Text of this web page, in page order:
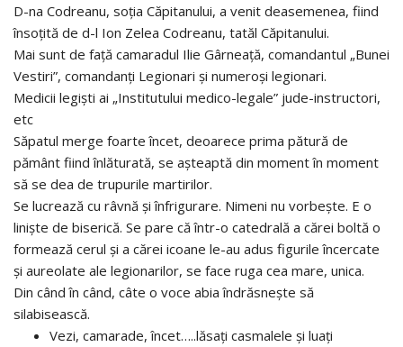
D-na Codreanu, soţia Căpitanului, a venit deasemenea, fiind
însoţită de d-l Ion Zelea Codreanu, tatăl Căpitanului.
Mai sunt de faţă camaradul Ilie Gârneaţă, comandantul „Bunei
Vestiri”, comandanţi Legionari şi numeroşi legionari.
Medicii legişti ai „Institutului medico-legale” jude-instructori,
etc
Săpatul merge foarte încet, deoarece prima pătură de
pământ fiind înlăturată, se aşteaptă din moment în moment
să se dea de trupurile martirilor.
Se lucrează cu râvnă şi înfrigurare. Nimeni nu vorbeşte. E o
linişte de biserică. Se pare că într-o catedrală a cărei boltă o
formează cerul şi a cărei icoane le-au adus figurile încercate
şi aureolate ale legionarilor, se face ruga cea mare, unica.
Din când în când, câte o voce abia îndrăsneşte să
silabisească.
Vezi, camarade, încet…..lăsaţi casmalele şi luaţi